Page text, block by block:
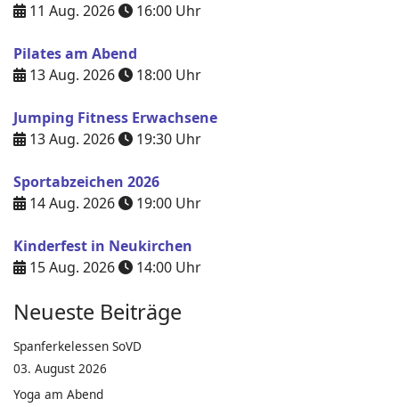
11 Aug. 2026
16:00 Uhr
Pilates am Abend
13 Aug. 2026
18:00 Uhr
Jumping Fitness Erwachsene
13 Aug. 2026
19:30 Uhr
Sportabzeichen 2026
14 Aug. 2026
19:00 Uhr
Kinderfest in Neukirchen
15 Aug. 2026
14:00 Uhr
Neueste Beiträge
Spanferkelessen SoVD
03. August 2026
Yoga am Abend